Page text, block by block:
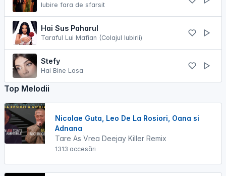
Iubire fara de sfarsit
Hai Sus Paharul
Taraful Lui Mafian (Colajul Iubirii)
Stefy
Hai Bine Lasa
Top Melodii
Nicolae Guta, Leo De La Rosiori, Oana si
Adnana
Tare As Vrea Deejay Killer Remix
1313 accesări